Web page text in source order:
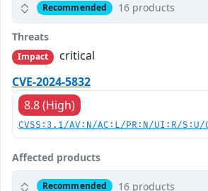
Recommended 16 products
Threats
Impact
critical
CVE-2024-5832
8.8 (High)
CVSS:3.1/AV:N/AC:L/PR:N/UI:R/
Affected products
Recommended 16 products